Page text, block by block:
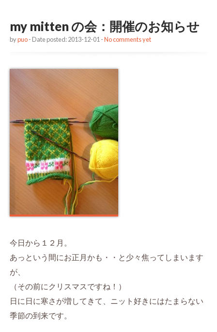
my mitten の会：開催のお知らせ
bypuo- Date posted: 2013-12-01 -No comments yet
今日から１２月。
あっという間にお正月かも・・と少々焦ってしまいます
が、
（その前にクリスマスですね！）
日に日に寒さが増してきて、ニット好きにはたまらない
季節の到来です。